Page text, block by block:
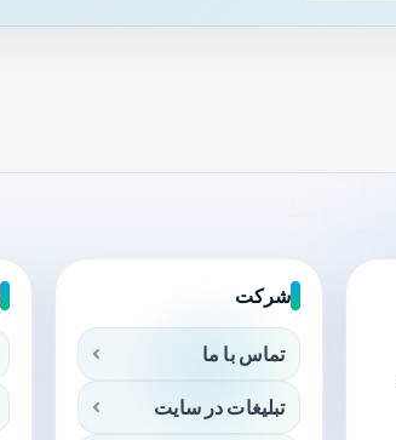
شرکت
تماس با ما
تبلیغات در سایت